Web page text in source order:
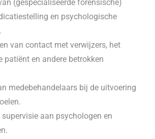
(gespecialiseerde forensische)
en psychologische
van contact met verwijzers, het
patiënt en andere betrokken
medebehandelaars bij de uitvoering
aan psychologen en